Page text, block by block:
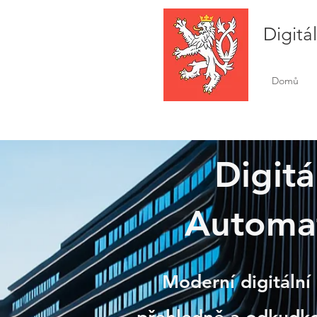
Domů
Moderní digitální